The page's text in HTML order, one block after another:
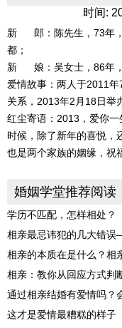
时间:
新 郎：陈先生，73年，
都；
新 娘：吴女士，86年，
爱情故事：两人于2011
关系，2013年2月18日举
红尘寄语：2013，爱你
时候，除了新年的喜悦，
也是两个家族的姻缘，祝
婚姻学堂推荐阅读
学历不匹配，怎样相处？
相亲最忌讳犯的几大错
相亲的本质在是什么？相
相亲：教你从回应方式判
通过相亲结婚有爱情吗？
这才是爱情最糟糕的样子